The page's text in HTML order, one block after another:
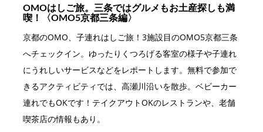
OMOはしご旅。三条ではグルメもお土産探しも満
喫！〈OMO5京都三条編〉
京都のOMO、子連れはしご旅！3施設目のOMO5京都三条
へチェックイン。ゆったりくつろげる客室の様子や子連れ
にうれしいサービスなどをレポートします。無料で参加で
きるアクティビティでは、高瀬川沿いを散歩。ベビーカー
連れでもOKです！テイクアウトOKのレストランや、老舗
喫茶店の情報もあり。